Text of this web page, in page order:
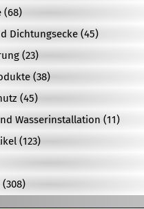
(68)
Dichtungsecke (45)
(23)
(38)
(45)
Wasserinstallation (11)
(123)